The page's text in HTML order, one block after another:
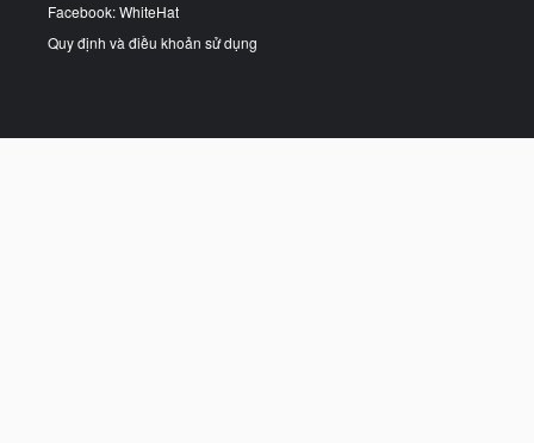
Facebook: WhiteHat
Quy định và điều khoản sử dụng